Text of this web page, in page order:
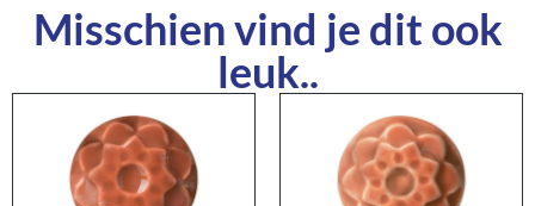
Misschien vind je dit ook
leuk..